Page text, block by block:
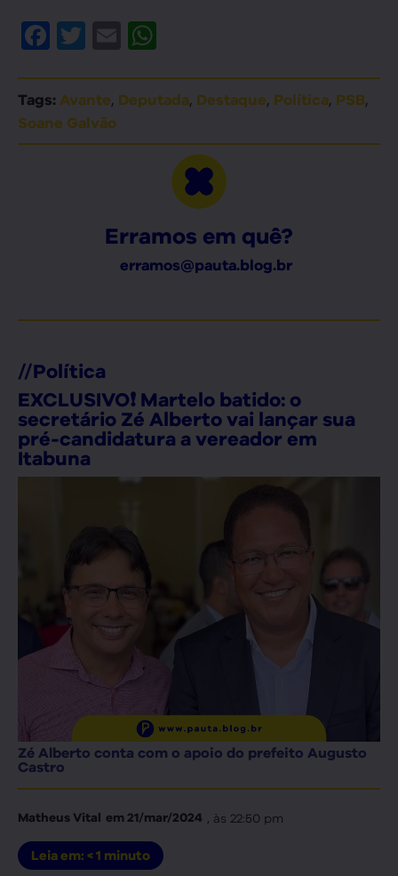
Facebook
Twitter
Email
Tags: Avante, Deputada, Destaque, Política, PSB,
Soane Galvão
Erramos em quê?
erramos@pauta.blog.br
//Política
EXCLUSIVO❗ Martelo batido: o
secretário Zé Alberto vai lançar sua
pré-candidatura a vereador em
Itabuna
Zé Alberto conta com o apoio do prefeito Augusto
Castro
Matheus Vital em 21/mar/2024 , às 22:50 pm
Leia em: < 1 minuto